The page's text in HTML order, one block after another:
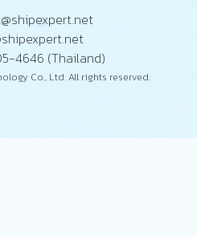
4646 (Thailand)
Co., Ltd. All rights reserved.